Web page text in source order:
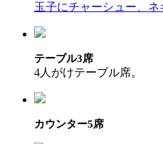
玉子にチャーシュー、
テーブル3席
4人がけテーブル席。
カウンター5席